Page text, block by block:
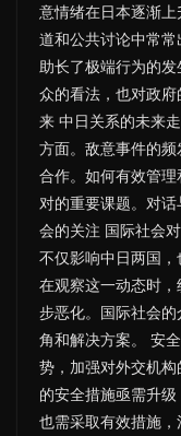
意情绪在日本逐渐
道和公共讨论中常
助长了极端行为的
众的看法，也对政
来 中日关系的未来
方面。敌意事件的
合作。如何有效管
对的重要课题。对
会的关注 国际社会
不仅影响中日两国
在观察这一动态时
步恶化。国际社会
角和解决方案。 安
势，加强对外交机
的安全措施亟需升
也需采取有效措施